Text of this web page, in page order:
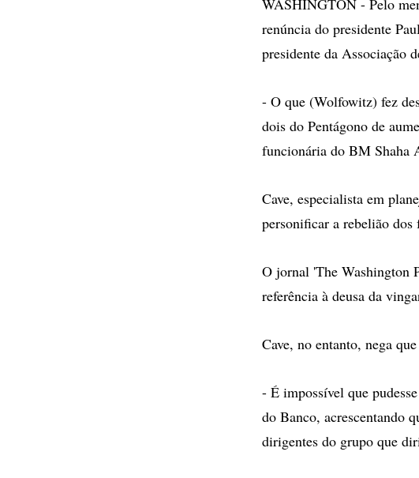
WASHINGTON - Pelo
renúncia do presidente
presidente da Associação
- O que (Wolfowitz) fez
dois do Pentágono de
funcionária do BM Shaha
Cave, especialista em
personificar a rebelião
O jornal 'The Washington
referência à deusa da
Cave, no entanto, nega
- É impossível que
do Banco, acrescentando
dirigentes do grupo que